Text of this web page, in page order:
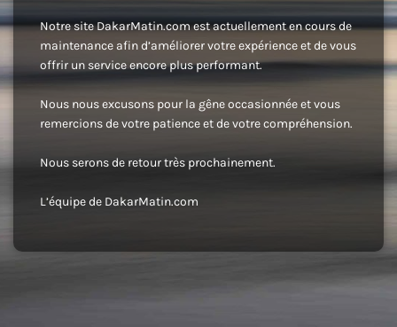
Notre site DakarMatin.com est actuellement en cours de
maintenance afin d’améliorer votre expérience et de vous
offrir un service encore plus performant.
Nous nous excusons pour la gêne occasionnée et vous
remercions de votre patience et de votre compréhension.
Nous serons de retour très prochainement.
L’équipe de DakarMatin.com